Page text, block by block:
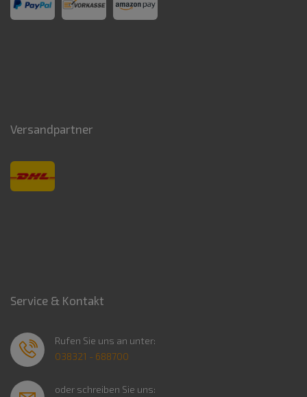
Versandpartner
Service & Kontakt
Rufen Sie uns an unter:
038321 - 688700
oder schreiben Sie uns: